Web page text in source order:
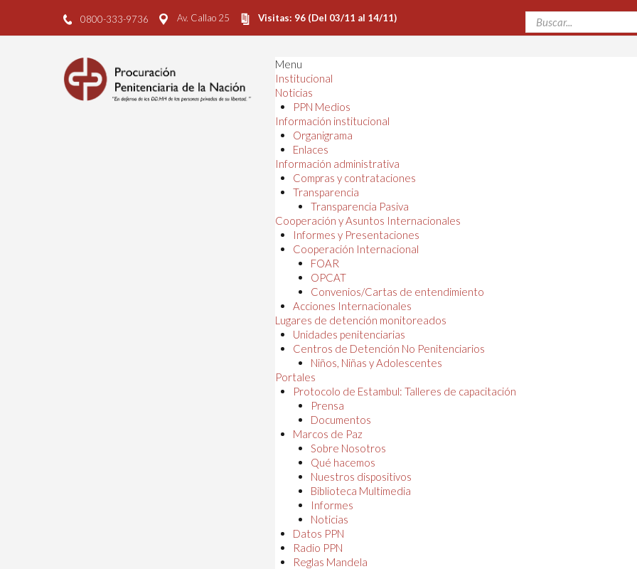
0800-333-9736 Av. Callao 25 Visitas: 96 (Del 03/11 al 14/11)
Menu
Institucional
Noticias
PPN Medios
Información institucional
Organigrama
Enlaces
Información administrativa
Compras y contrataciones
Transparencia
Transparencia Pasiva
Cooperación y Asuntos Internacionales
Informes y Presentaciones
Cooperación Internacional
FOAR
OPCAT
Convenios/Cartas de entendimiento
Acciones Internacionales
Lugares de detención monitoreados
Unidades penitenciarias
Centros de Detención No Penitenciarios
Niños, Niñas y Adolescentes
Portales
Protocolo de Estambul: Talleres de capacitación
Prensa
Documentos
Marcos de Paz
Sobre Nosotros
Qué hacemos
Nuestros dispositivos
Biblioteca Multimedia
Informes
Noticias
Datos PPN
Radio PPN
Reglas Mandela